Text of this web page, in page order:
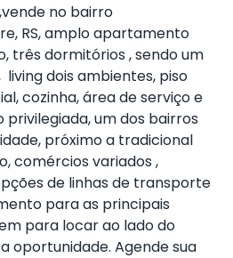
no bairro
RS, amplo apartamento
três dormitórios , sendo um
dois ambientes, piso
cozinha, área de serviço e
privilegiada, um dos bairros
próximo a tradicional
comércios variados ,
de linhas de transporte
para as principais
para locar ao lado do
oportunidade. Agende sua